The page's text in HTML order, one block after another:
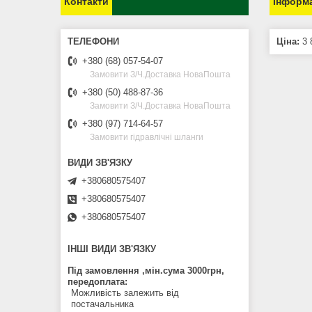
Ціна: 3
+380 (68) 057-54-07
Замовити З/Ч.Доставка НоваПошта
+380 (50) 488-87-36
Замовити З/Ч.Доставка НоваПошта
+380 (97) 714-64-57
Замовити гідравлічні шланги
+380680575407
+380680575407
+380680575407
ІНШІ ВИДИ ЗВ'ЯЗКУ
Під замовлення ,мін.сума 3000грн,
передоплата
Можливість залежить від
постачальника